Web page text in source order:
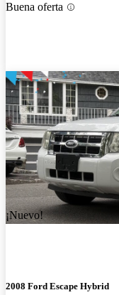
Buena oferta
¡Nuevo!
2008 Ford Escape Hybrid